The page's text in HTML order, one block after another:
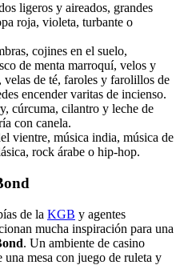
ligeros y aireados, grandes
roja, violeta, turbante o
cojines en el suelo,
de menta marroquí, velos y
velas de té, faroles y farolillos de
encender varitas de incienso.
cúrcuma, cilantro y leche de
con canela.
vientre, música india, música de
rock árabe o hip-hop.
de la KGB y agentes
mucha inspiración para una
. Un ambiente de casino
una mesa con juego de ruleta y